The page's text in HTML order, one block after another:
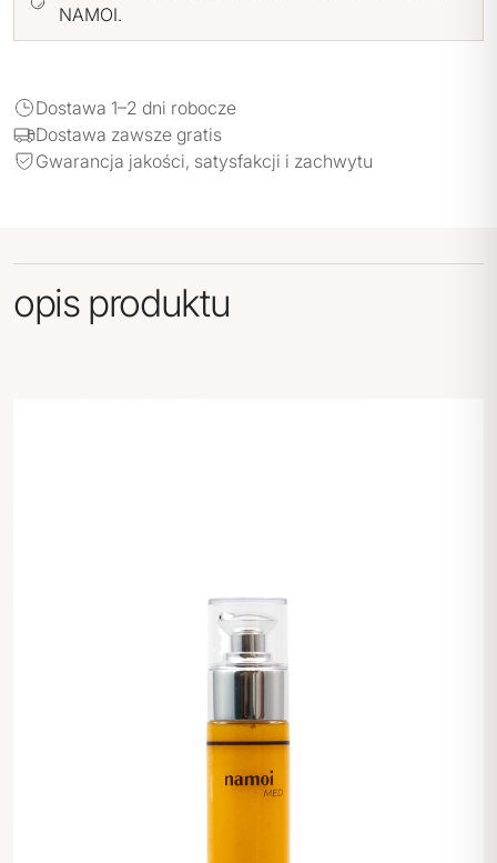
NAMOI.
Dostawa 1–2 dni robocze
Dostawa zawsze gratis
Gwarancja jakości, satysfakcji i zachwytu
opis produktu